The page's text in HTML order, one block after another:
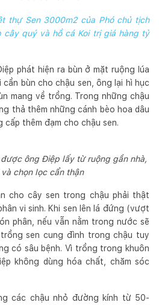
thự Sen 3000m2 của Phó chủ tịch
cây quý và hồ cá Koi trị giá hàng tỷ
phát hiện ra bùn ở mặt ruộng lúa
bùn cho chậu sen, ông lại hì hục
mang về trồng. Trong những chậu
thả thêm những cánh bèo hoa dâu
cấp thêm đạm cho chậu sen.
ông Điệp lấy từ ruộng gần nhà,
chọn lọc cẩn thận
cho cây sen trong chậu phải thật
vi sinh. Khi sen lên lá đứng (vượt
phân, nếu vẫn nằm trong nước sẽ
sen cung đình trong chậu tuy
có sâu bệnh. Vì trồng trong khuôn
không dùng hóa chất, chăm sóc
các chậu nhỏ đường kính từ 50-